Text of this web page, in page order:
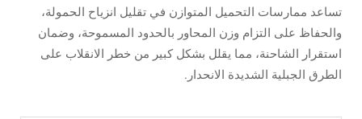
تساعد ممارسات التحميل المتوازن في تقليل انزياح الحمولة،
والحفاظ على التزام وزن المحاور بالحدود المسموحة، وضمان
استقرار الشاحنة، مما يقلل بشكل كبير من خطر الانقلاب على
الطرق الجبلية الشديدة الانحدار.